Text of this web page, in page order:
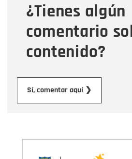
¿Tienes algún
comentario
contenido?
Sí, comentar aquí ❯
Mensaje